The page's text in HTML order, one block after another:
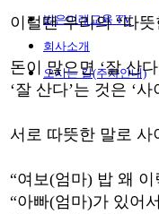
밝은미래교육 TV
회사소개
오시는 길(주차안내)
이럴땐 우리의 “따
돈이 많으면 ‘잘 산
‘잘 산다’는 것은 ‘
서로 따뜻한 말로
“여보(엄마) 밥 왜
“아빠(엄마)가 있어